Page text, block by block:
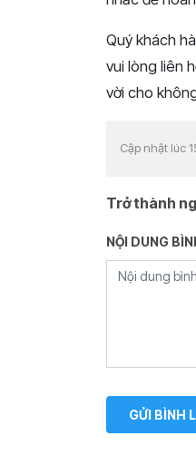
Quý khách
vui lòng liên
vời cho
Cập nhật lúc
Trở thành
NỘI DUNG